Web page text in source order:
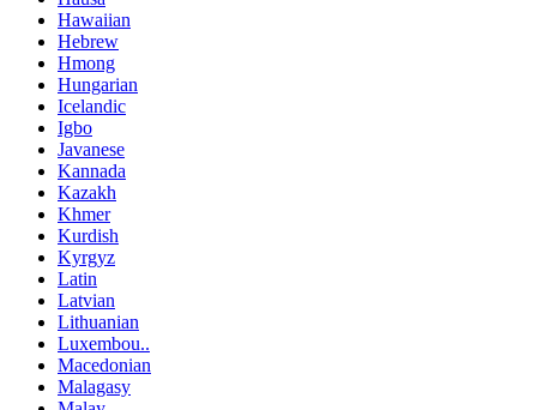
Hawaiian
Hebrew
Hmong
Hungarian
Icelandic
Igbo
Javanese
Kannada
Kazakh
Khmer
Kurdish
Kyrgyz
Latin
Latvian
Lithuanian
Luxembou..
Macedonian
Malagasy